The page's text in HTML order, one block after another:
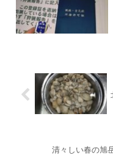
清々しい春の旭